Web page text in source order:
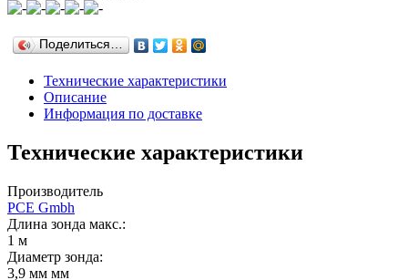
Поделиться…
Технические характеристики
Описание
Информация по доставке
Технические характеристики
Производитель
PCE Gmbh
Длина зонда макс.:
1 м
Диаметр зонда:
3,9 мм мм